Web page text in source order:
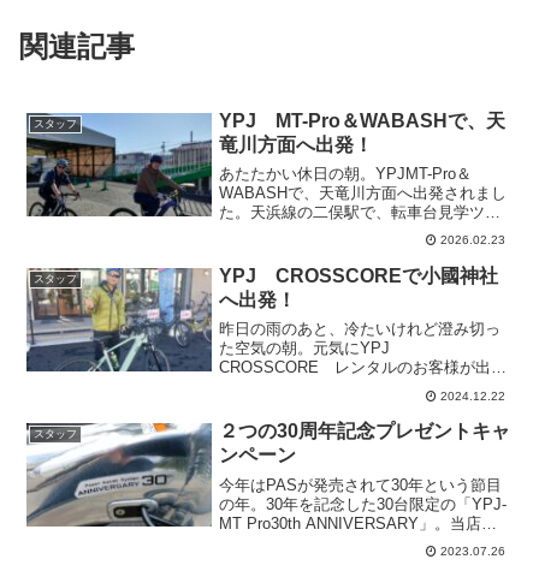
関連記事
スタッフ
YPJ MT-Pro＆WABASHで、天
竜川方面へ出発！
あたたかい休日の朝。YPJMT-Pro＆
WABASHで、天竜川方面へ出発されまし
た。天浜線の二俣駅で、転車台見学ツア
ーにも参加されたそうです。レンタサイ
クルご利用ありがとうございました。ま
た、お気軽にご利用ください！
2026.02.23
スタッフ
YPJ CROSSCOREで小國神社
へ出発！
昨日の雨のあと、冷たいけれど澄み切っ
た空気の朝。元気にYPJ
CROSSCORE レンタルのお客様が出
発！今日は半日ちょこっとショートコー
スで、小國神社方面へ行かれました。気
をつけていってらっしゃい！
2024.12.22
スタッフ
２つの30周年記念プレゼントキャ
ンペーン
今年はPASが発売されて30年という節目
の年。30年を記念した30台限定の「YPJ-
MT Pro30th ANNIVERSARY」。当店か
ら応募された方が当選しています。そし
てジュビロ磐田がJリーグ昇格から30年と
2023.07.26